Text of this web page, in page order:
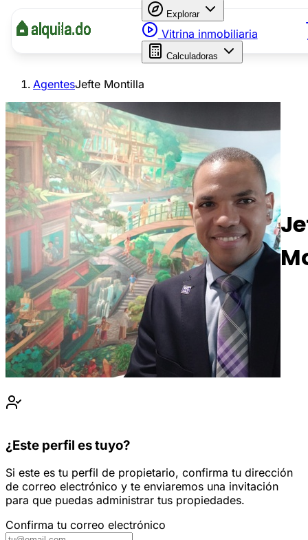
Explorar
Vitrina inmobiliaria
Calculadoras
AgentesJefte Montilla
¿Este perfil es tuyo?
Si este es tu perfil de propietario, confirma tu dirección
de correo electrónico y te enviaremos una invitación
para que puedas administrar tus propiedades.
Confirma tu correo electrónico